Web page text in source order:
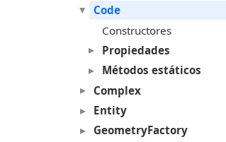
Code
Constructores
Propiedades
Métodos estáticos
Complex
Entity
GeometryFactory